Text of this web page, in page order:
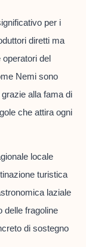
per i
diretti ma
del
Nemi sono
grazie alla fama di
che attira ogni
locale
turistica
laziale
delle fragoline
di sostegno